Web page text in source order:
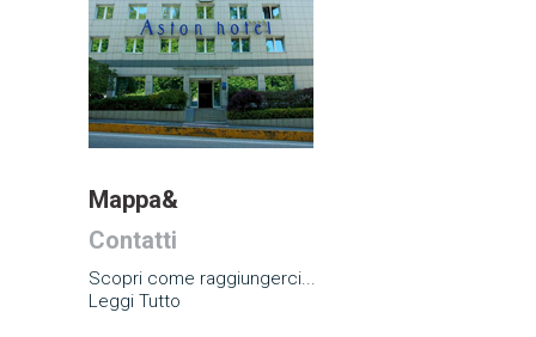
Mappa&
Contatti
Scopri come raggiungerci...
Leggi Tutto